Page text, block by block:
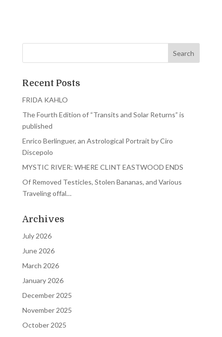
Recent Posts
FRIDA KAHLO
The Fourth Edition of “Transits and Solar Returns” is
published
Enrico Berlinguer, an Astrological Portrait by Ciro
Discepolo
MYSTIC RIVER: WHERE CLINT EASTWOOD ENDS
Of Removed Testicles, Stolen Bananas, and Various
Traveling offal…
Archives
July 2026
June 2026
March 2026
January 2026
December 2025
November 2025
October 2025